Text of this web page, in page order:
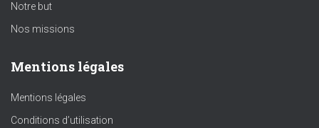
Notre but
Nos missions
Mentions légales
Mentions légales
Conditions d’utilisation